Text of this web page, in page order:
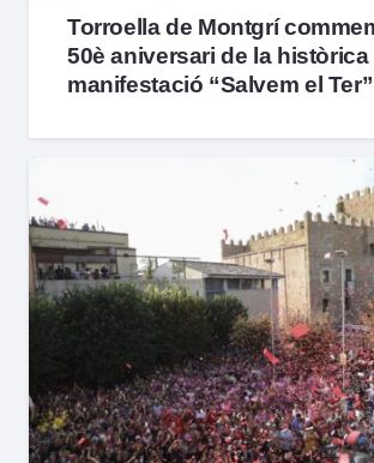
Torroella de Montgrí
50è aniversari de la històrica
manifestació “Salvem el Ter”